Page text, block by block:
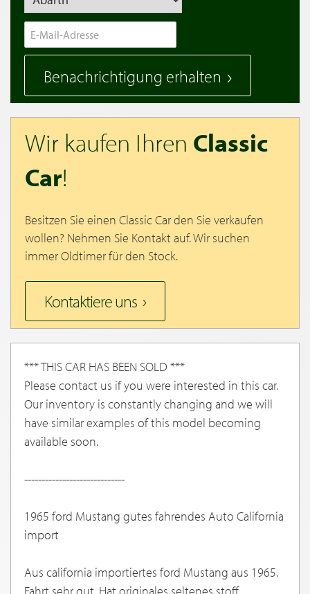
Benachrichtigung erhalten
Wir kaufen Ihren Classic
Car!
Besitzen Sie einen Classic Car den Sie verkaufen
wollen? Nehmen Sie Kontakt auf. Wir suchen
immer Oldtimer für den Stock.
Kontaktiere uns
*** THIS CAR HAS BEEN SOLD ***
Please contact us if you were interested in this car.
Our inventory is constantly changing and we will
have similar examples of this model becoming
available soon.
-----------------------------
1965 ford Mustang gutes fahrendes Auto California
import
Aus california importiertes ford Mustang aus 1965.
Fahrt sehr gut. Hat originales seltenes stoff